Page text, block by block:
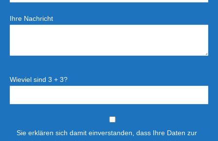
Ihre Nachricht
Wieviel sind 3 + 3?
Sie erklären sich damit einverstanden, dass Ihre Daten zur